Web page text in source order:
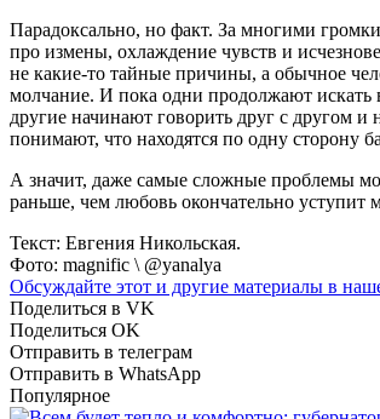
Парадоксально, но факт. За многими
про измены, охлаждение чувств и
не какие-то тайные причины, а обычное
молчание. И пока одни продолжают искать
другие начинают говорить друг с другом и
понимают, что находятся по одну сторону
А значит, даже самые сложные проблемы
раньше, чем любовь окончательно уступит
Текст: Евгения Никольская.
Фото: magnific \ @yanalya
Обсуждайте этот и другие материалы в
Поделиться в VK
Поделиться OK
Отправить в телеграм
Отправить в WhatsApp
Популярное